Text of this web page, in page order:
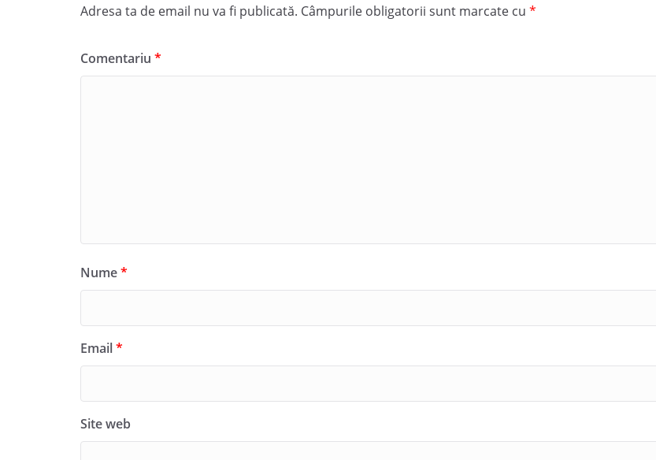
Adresa ta de email nu va fi publicată. Câmpurile obligatorii sunt marcate cu *
Comentariu *
Nume*
Email*
Site web